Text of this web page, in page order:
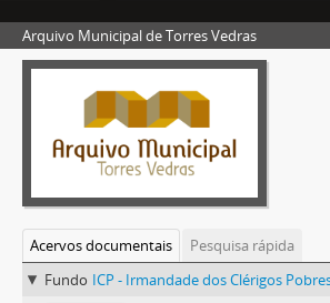
Arquivo Municipal de Torres Vedras
Acervos documentais
Pesquisa rápida
Fundo ICP - Irmandade dos Clérigos